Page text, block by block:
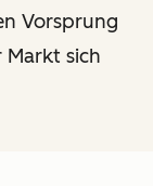
Vorsprung
sich